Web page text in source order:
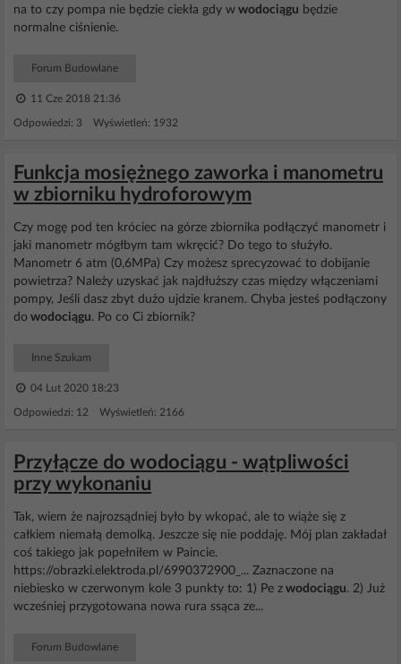
na to czy pompa nie będzie ciekła gdy w wodociągu będzie
normalne ciśnienie.
Forum Budowlane
11 Cze 2018 21:36
Odpowiedzi: 3 Wyświetleń: 1932
Funkcja mosiężnego zaworka i manometru
w zbiorniku hydroforowym
Czy mogę pod ten króciec na górze zbiornika podłączyć manometr i
jaki manometr mógłbym tam wkręcić? Do tego to służyło.
Manometr 6 atm (0,6MPa) Czy możesz sprecyzować to dobijanie
powietrza? Należy uzyskać jak najdłuższy czas między włączeniami
pompy, Jeśli dasz zbyt dużo ujdzie kranem. Chyba jesteś podłączony
do wodociągu. Po co Ci zbiornik?
Inne Szukam
04 Lut 2020 18:23
Odpowiedzi: 12 Wyświetleń: 2166
Przyłącze do wodociągu - wątpliwości
przy wykonaniu
Tak, wiem że najrozsądniej było by wkopać, ale to wiąże się z
całkiem niemałą demolką. Jeszcze się nie poddaję. Mój plan zakładał
coś takiego jak popełniłem w Paincie.
https://obrazki.elektroda.pl/6990372900_... Zaznaczone na
niebiesko w czerwonym kole 3 punkty to: 1) Pe z wodociągu. 2) Już
wcześniej przygotowana nowa rura ssąca ze...
Forum Budowlane